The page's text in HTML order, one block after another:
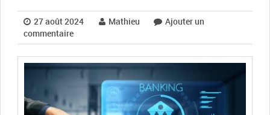
27 août 2024 Mathieu
Ajouter un
commentaire